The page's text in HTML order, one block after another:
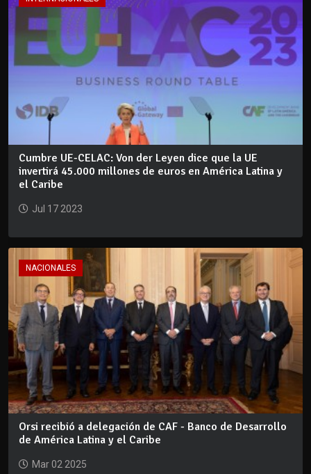
Cumbre UE-CELAC: Von der Leyen dice que la UE
invertirá 45.000 millones de euros en América Latina y
el Caribe
Jul 17 2023
NACIONALES
Orsi recibió a delegación de CAF - Banco de Desarrollo
de América Latina y el Caribe
Mar 02 2025